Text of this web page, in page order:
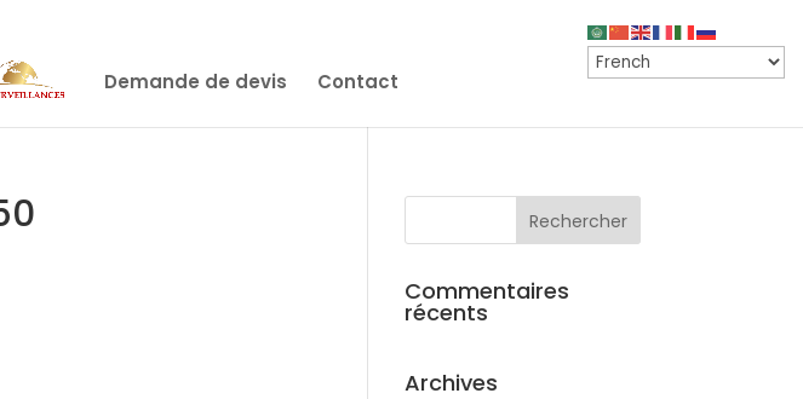
Demande de devis Contact
Commentaires
récents
Archives